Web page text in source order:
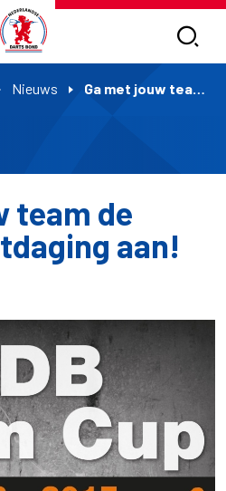
Nieuws Ga met jouw team de landelijke uitdaging aan!
team de
aan!